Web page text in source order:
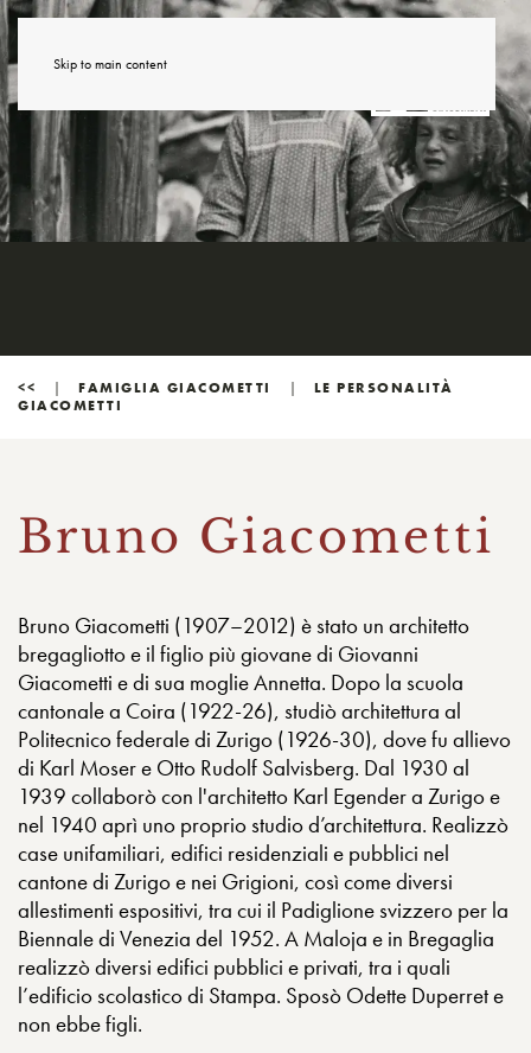
Skip to main content
<< FAMIGLIA GIACOMETTI
LE PERSONALITÀ
GIACOMETTI
Bruno Giacometti
Bruno Giacometti (1907–2012) è stato un architetto
bregagliotto e il figlio più giovane di Giovanni
Giacometti e di sua moglie Annetta. Dopo la scuola
cantonale a Coira (1922-26), studiò architettura al
Politecnico federale di Zurigo (1926-30), dove fu allievo
di Karl Moser e Otto Rudolf Salvisberg. Dal 1930 al
1939 collaborò con l'architetto Karl Egender a Zurigo e
nel 1940 aprì uno proprio studio d’architettura. Realizzò
case unifamiliari, edifici residenziali e pubblici nel
cantone di Zurigo e nei Grigioni, così come diversi
allestimenti espositivi, tra cui il Padiglione svizzero per la
Biennale di Venezia del 1952. A Maloja e in Bregaglia
realizzò diversi edifici pubblici e privati, tra i quali
l’edificio scolastico di Stampa. Sposò Odette Duperret e
non ebbe figli.